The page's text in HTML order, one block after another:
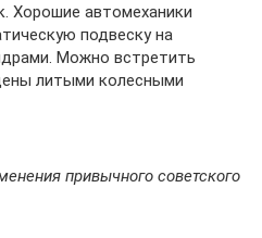
Хорошие автомеханики
подвеску на
Можно встретить
литыми колесными
привычного советского